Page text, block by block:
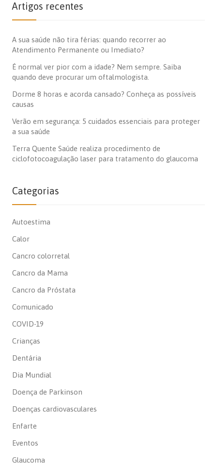
Artigos recentes
A sua saúde não tira férias: quando recorrer ao
Atendimento Permanente ou Imediato?
É normal ver pior com a idade? Nem sempre. Saiba
quando deve procurar um oftalmologista.
Dorme 8 horas e acorda cansado? Conheça as possíveis
causas
Verão em segurança: 5 cuidados essenciais para proteger
a sua saúde
Terra Quente Saúde realiza procedimento de
ciclofotocoagulação laser para tratamento do glaucoma
Categorias
Autoestima
Calor
Cancro colorretal
Cancro da Mama
Cancro da Próstata
Comunicado
COVID-19
Crianças
Dentária
Dia Mundial
Doença de Parkinson
Doenças cardiovasculares
Enfarte
Eventos
Glaucoma